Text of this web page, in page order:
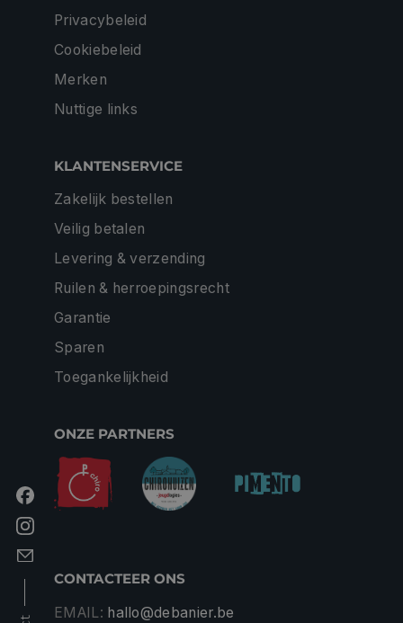
Privacybeleid
Cookiebeleid
Merken
Nuttige links
KLANTENSERVICE
Zakelijk bestellen
Veilig betalen
Levering & verzending
Ruilen & herroepingsrecht
Garantie
Sparen
Toegankelijkheid
ONZE PARTNERS
CONTACTEER ONS
EMAIL: hallo@debanier.be